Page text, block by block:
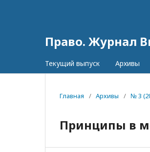
Право. Журнал
Текущий выпуск Архивы
Главная / Архивы / № 3
Принципы в